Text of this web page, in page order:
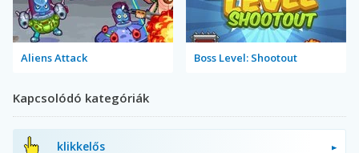
Aliens Attack Boss Level: Shootout
Kapcsolódó kategóriák
klikkelős